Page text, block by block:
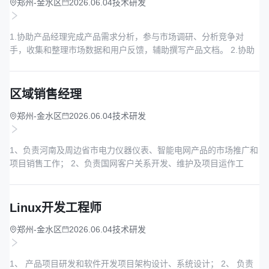
郑州-金水区 2026.06.04技术研发
1.协助产品经理完成产品需求分析，参与市场调研、分析竞争对
手，收集和整理市场数据和用户反馈，辅助撰写产品文档。 2.协助
优化和差异化提供建议。 4.协助产品经理进行产品数据分析，从...
区域销售经理
郑州-金水区 2026.06.04技术研发
1、负责河南及周边省市电力仪器仪表、智能电网产品的市场推广和
项目销售工作； 2、负责国网客户关系开发、维护及项目运作工
及年度销售目标，完成销售任务； 5、负责项目从商机跟踪、投
Linux开发工程师
郑州-金水区 2026.06.04技术研发
1、 产品项目研发和软件开发项目架构设计、系统设计； 2、 负责